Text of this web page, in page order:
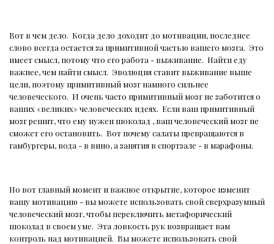
Вот в чем дело. Когда дело доходит до мотивации, последнее
слово всегда остается за примитивной частью вашего мозга. Это
имеет смысл, потому что его работа - выживание. Найти еду
важнее, чем найти смысл. Эволюция ставит выживание выше
цели, поэтому примитивный мозг намного сильнее
человеческого. И очень часто примитивный мозг не заботится о
ваших «великих» человеческих идеях. Если ваш примитивный
мозг решит, что ему нужен шоколад , ваш человеческий мозг не
сможет его остановить. Вот почему салаты превращаются в
гамбургеры, вода - в вино, а занятия в спортзале - в марафоны.
Но вот главный момент и важное открытие, которое изменит
вашу мотивацию - вы можете использовать свой сверхразумный
человеческий мозг, чтобы переключить метафорический
шоколад в своем уме. Эта ловкость рук возвращает вам
контроль над мотивацией. Вы можете использовать свой